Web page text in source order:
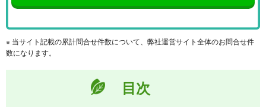
※ 当サイト記載の累計問合せ件数について、弊社運営サイト全体のお問合せ件
数になります。
目次